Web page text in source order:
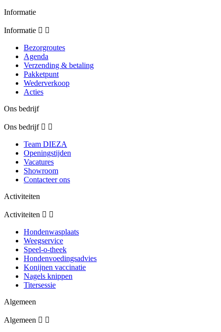
Informatie
Informatie  
Bezorgroutes
Agenda
Verzending & betaling
Pakketpunt
Wederverkoop
Acties
Ons bedrijf
Ons bedrijf  
Team DIEZA
Openingstijden
Vacatures
Showroom
Contacteer ons
Activiteiten
Activiteiten  
Hondenwasplaats
Weegservice
Speel-o-theek
Hondenvoedingsadvies
Konijnen vaccinatie
Nagels knippen
Titersessie
Algemeen
Algemeen  